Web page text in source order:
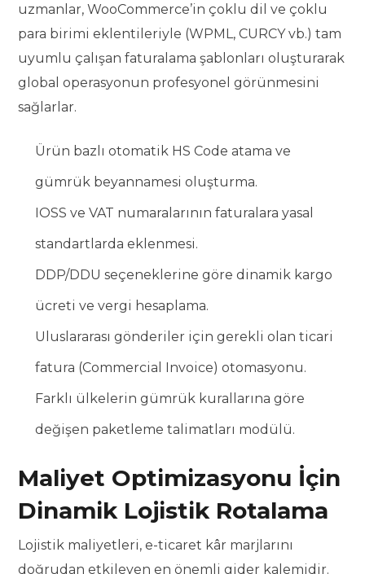
uzmanlar, WooCommerce’in çoklu dil ve çoklu
para birimi eklentileriyle (WPML, CURCY vb.) tam
uyumlu çalışan faturalama şablonları oluşturarak
global operasyonun profesyonel görünmesini
sağlarlar.
Ürün bazlı otomatik HS Code atama ve
gümrük beyannamesi oluşturma.
IOSS ve VAT numaralarının faturalara yasal
standartlarda eklenmesi.
DDP/DDU seçeneklerine göre dinamik kargo
ücreti ve vergi hesaplama.
Uluslararası gönderiler için gerekli olan ticari
fatura (Commercial Invoice) otomasyonu.
Farklı ülkelerin gümrük kurallarına göre
değişen paketleme talimatları modülü.
Maliyet Optimizasyonu İçin
Dinamik Lojistik Rotalama
Lojistik maliyetleri, e-ticaret kâr marjlarını
doğrudan etkileyen en önemli gider kalemidir.